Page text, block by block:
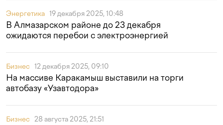
Энергетика 19 декабря 2025, 10:48
В Алмазарском районе до 23 декабря
ожидаются перебои с электроэнергией
Бизнес 12 декабря 2025, 09:10
На массиве Каракамыш выставили на торги
автобазу «Узавтодора»
Бизнес 28 августа 2025, 21:51